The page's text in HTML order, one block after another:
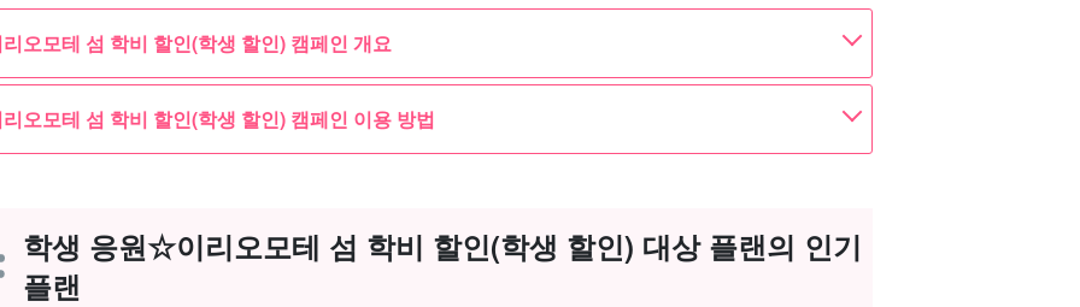
오모테 섬 학비 할인(학생 할인) 캠페인 개요
오모테 섬 학비 할인(학생 할인) 캠페인 이용 방법
학생 응원☆이리오모테 섬 학비 할인(학생 할인) 대상 플랜의 인기
플랜